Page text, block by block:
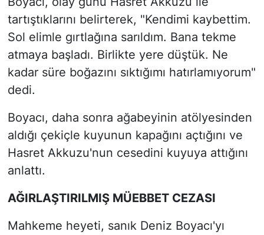
tartıştıklarını belirterek, "Kendimi kaybettim.
Sol elimle gırtlağına sarıldım. Bana tekme
atmaya başladı. Birlikte yere düştük. Ne
kadar süre boğazını sıktığımı hatırlamıyorum"
dedi.
Boyacı, daha sonra ağabeyinin atölyesinden
aldığı çekiçle kuyunun kapağını açtığını ve
Hasret Akkuzu'nun cesedini kuyuya attığını
anlattı.
AĞIRLAŞTIRILMIŞ MÜEBBET CEZASI
Mahkeme heyeti, sanık Deniz Boyacı'yı